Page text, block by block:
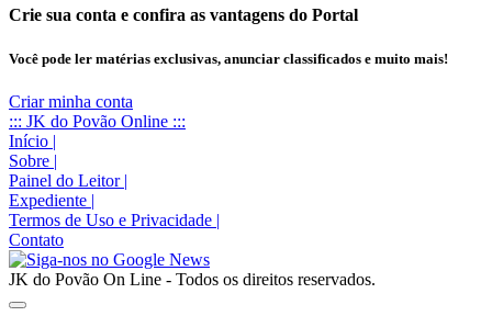
Crie sua conta e confira as vantagens do Portal
Você pode ler matérias exclusivas, anunciar classificados e muito mais!
Criar minha conta
::: JK do Povão Online :::
Início |
Sobre |
Painel do Leitor |
Expediente |
Termos de Uso e Privacidade |
Contato
JK do Povão On Line - Todos os direitos reservados.